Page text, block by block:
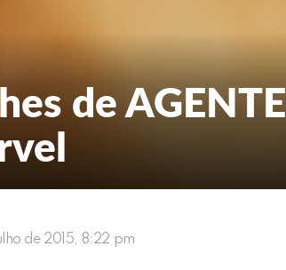
de AGENTE
de 2015, 8:22 pm